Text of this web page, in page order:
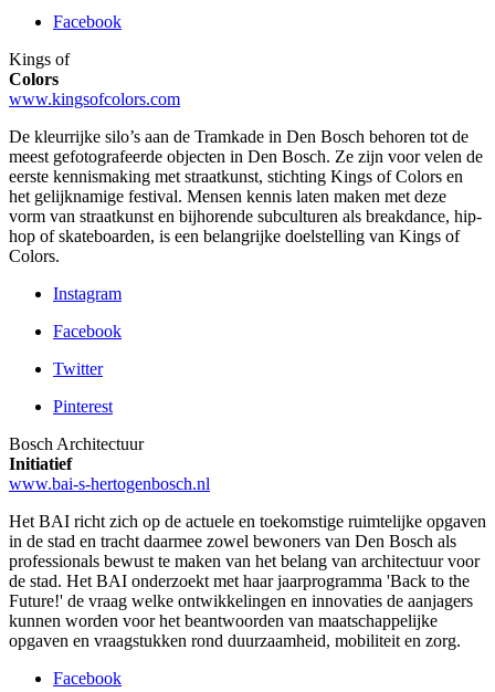
Facebook
Kings of
Colors
www.kingsofcolors.com
De kleurrijke silo’s aan de Tramkade in Den Bosch behoren tot de
meest gefotografeerde objecten in Den Bosch. Ze zijn voor velen de
eerste kennismaking met straatkunst, stichting Kings of Colors en
het gelijknamige festival. Mensen kennis laten maken met deze
vorm van straatkunst en bijhorende subculturen als breakdance, hip-
hop of skateboarden, is een belangrijke doelstelling van Kings of
Colors.
Instagram
Facebook
Twitter
Pinterest
Bosch Architectuur
Initiatief
www.bai-s-hertogenbosch.nl
Het BAI richt zich op de actuele en toekomstige ruimtelijke opgaven
in de stad en tracht daarmee zowel bewoners van Den Bosch als
professionals bewust te maken van het belang van architectuur voor
de stad. Het BAI onderzoekt met haar jaarprogramma 'Back to the
Future!' de vraag welke ontwikkelingen en innovaties de aanjagers
kunnen worden voor het beantwoorden van maatschappelijke
opgaven en vraagstukken rond duurzaamheid, mobiliteit en zorg.
Facebook